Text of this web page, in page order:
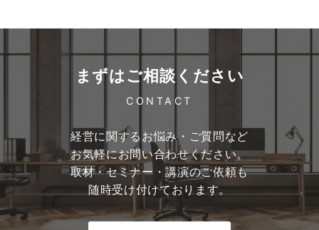
まずはご相談ください
CONTACT
経営に関するお悩み・ご質問など
お気軽にお問い合わせください。
取材・セミナー・講演のご依頼も
随時受け付けております。